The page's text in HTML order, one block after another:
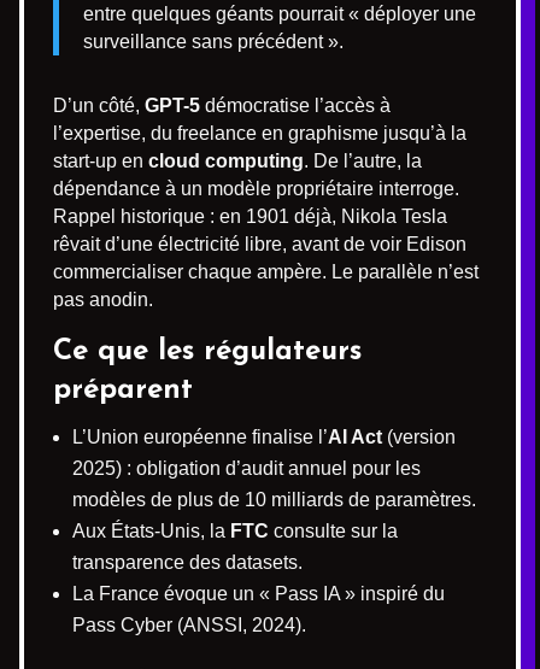
entre quelques géants pourrait « déployer une
surveillance sans précédent ».
D’un côté, GPT-5 démocratise l’accès à
l’expertise, du freelance en graphisme jusqu’à la
start-up en cloud computing. De l’autre, la
dépendance à un modèle propriétaire interroge.
Rappel historique : en 1901 déjà, Nikola Tesla
rêvait d’une électricité libre, avant de voir Edison
commercialiser chaque ampère. Le parallèle n’est
pas anodin.
Ce que les régulateurs
préparent
L’Union européenne finalise l’AI Act (version
2025) : obligation d’audit annuel pour les
modèles de plus de 10 milliards de paramètres.
Aux États-Unis, la FTC consulte sur la
transparence des datasets.
La France évoque un « Pass IA » inspiré du
Pass Cyber (ANSSI, 2024).